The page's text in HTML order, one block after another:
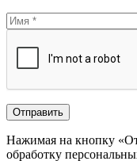
Нажимая на кнопку
обработку